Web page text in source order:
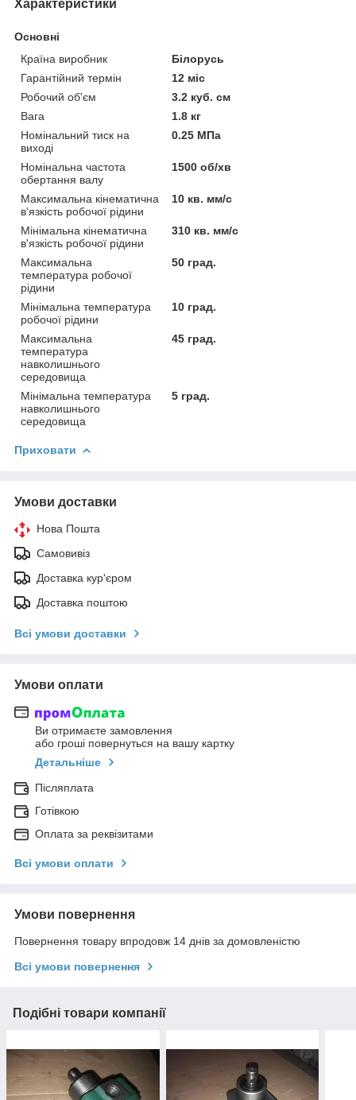
Характеристики
Основні
Країна виробник
Білорусь
Гарантійний термін
12 міс
Робочий об'єм
3.2 куб. см
Вага
1.8 кг
Номінальний тиск на
виході
0.25 МПа
Номінальна частота
обертання валу
1500 об/хв
Максимальна кінематична
в'язкість робочої рідини
10 кв. мм/с
Мінімальна кінематична
в'язкість робочої рідини
310 кв. мм/с
Максимальна
температура робочої
рідини
50 град.
Мінімальна температура
робочої рідини
10 град.
Максимальна
температура
навколишнього
середовища
45 град.
Мінімальна температура
навколишнього
середовища
5 град.
Приховати
Умови доставки
Нова Пошта
Самовивіз
Доставка кур'єром
Доставка поштою
Всі умови доставки
Умови оплати
Ви отримаєте замовлення
або гроші повернуться на вашу картку
Детальніше
Післяплата
Готівкою
Оплата за реквізитами
Всі умови оплати
Умови повернення
Повернення товару впродовж 14 днів за домовленістю
Всі умови повернення
Подібні товари компанії